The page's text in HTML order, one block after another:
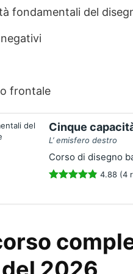
fondamentali del
frontale
Cinque
L’ emisfero destro
Corso di disegno
4.88 (4